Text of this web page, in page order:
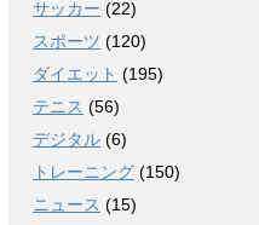
サッカー (22)
スポーツ (120)
ダイエット (195)
テニス (56)
デジタル (6)
トレーニング (150)
ニュース (15)